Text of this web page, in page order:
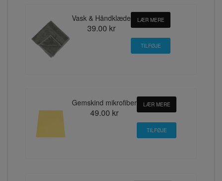
Vask & Håndklæde
39.00 kr
LÆR MERE
Gemskind mikrofiber
49.00 kr
LÆR MERE